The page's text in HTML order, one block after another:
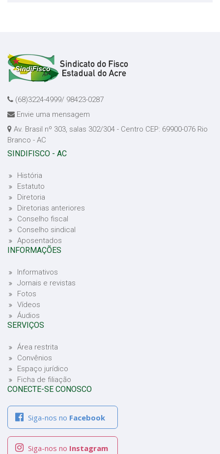
(68)3224-4999/ 98423-0287
Envie uma mensagem
Av. Brasil nº 303, salas 302/304 - Centro CEP: 69900-076 Rio
Branco - AC
SINDIFISCO - AC
História
Estatuto
Diretoria
Diretorias anteriores
Conselho fiscal
Conselho sindical
Aposentados
INFORMAÇÕES
Informativos
Jornais e revistas
Fotos
Vídeos
Áudios
SERVIÇOS
Área restrita
Convênios
Espaço jurídico
Ficha de filiação
CONECTE-SE CONOSCO
Siga-nos no Facebook
Siga-nos no Instagram